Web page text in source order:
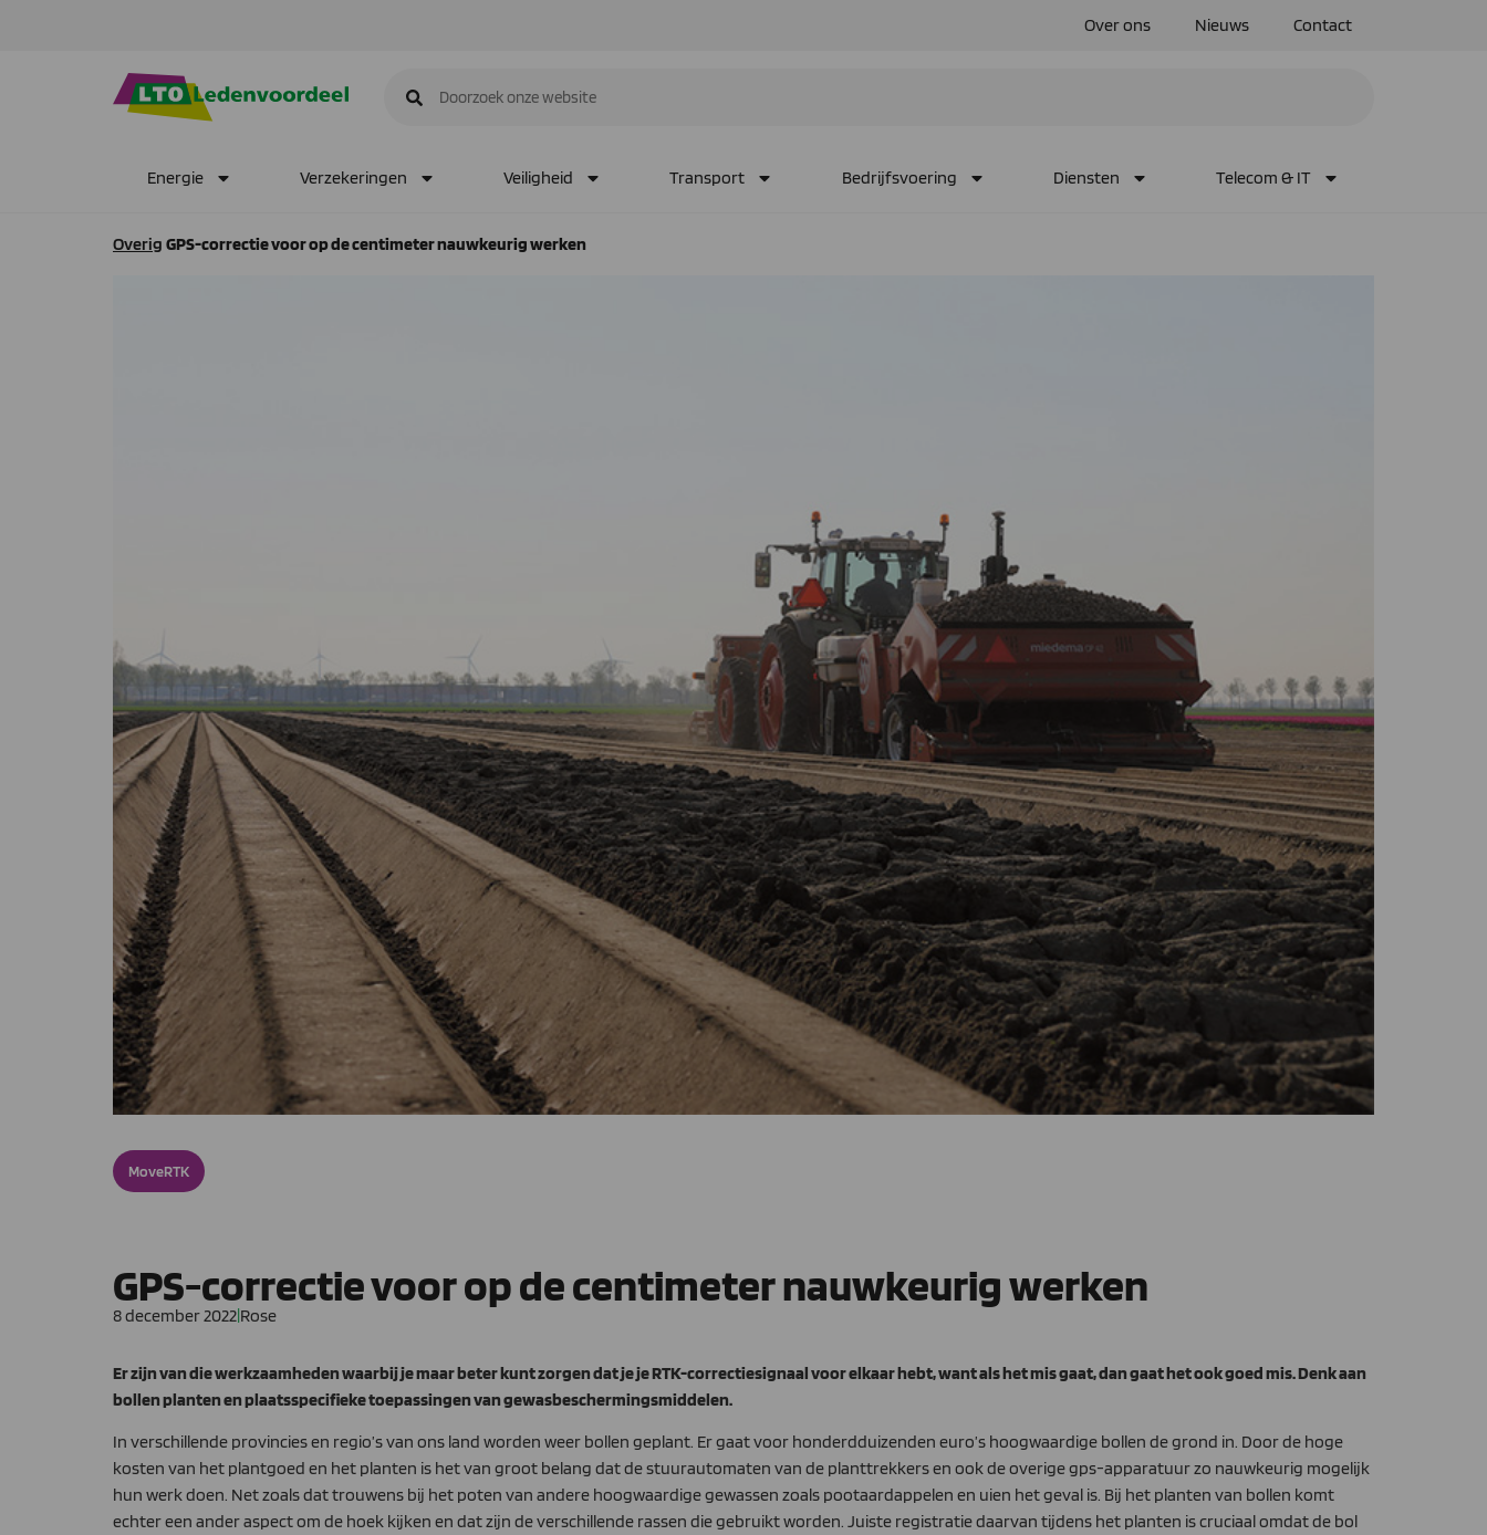
Over ons Nieuws Contact
Energie Verzekeringen Veiligheid Transport Bedrijfsvoering Diensten Telecom & IT
Overig GPS-correctie voor op de centimeter nauwkeurig werken
MoveRTK
GPS-correctie voor op de centimeter nauwkeurig werken
8 december 2022|Rose
Er zijn van die werkzaamheden waarbij je maar beter kunt zorgen dat je je RTK-correctiesignaal voor elkaar hebt, want als het mis gaat, dan gaat het ook goed mis. Denk aan
bollen planten en plaatsspecifieke toepassingen van gewasbeschermingsmiddelen.
In verschillende provincies en regio’s van ons land worden weer bollen geplant. Er gaat voor honderdduizenden euro’s hoogwaardige bollen de grond in. Door de hoge
kosten van het plantgoed en het planten is het van groot belang dat de stuurautomaten van de planttrekkers en ook de overige gps-apparatuur zo nauwkeurig mogelijk
hun werk doen. Net zoals dat trouwens bij het poten van andere hoogwaardige gewassen zoals pootaardappelen en uien het geval is. Bij het planten van bollen komt
echter een ander aspect om de hoek kijken en dat zijn de verschillende rassen die gebruikt worden. Juiste registratie daarvan tijdens het planten is cruciaal omdat de bol